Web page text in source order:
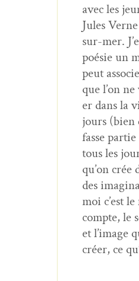
avec les
Jules
sur-mer.
poésie un
peut
que l’on
er dans la
jours (bien
fasse
tous les
qu’on crée
des
moi c’est
compte, le
et l’image
créer, ce